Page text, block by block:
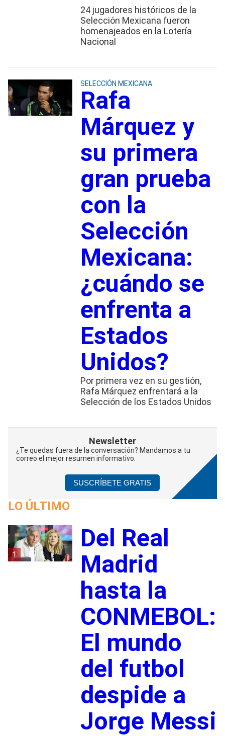
24 jugadores históricos de la
Selección Mexicana fueron
homenajeados en la Lotería
Nacional
SELECCIÓN MEXICANA
Rafa
Márquez y
su primera
gran prueba
con la
Selección
Mexicana:
¿cuándo se
enfrenta a
Estados
Unidos?
Por primera vez en su gestión,
Rafa Márquez enfrentará a la
Selección de los Estados Unidos
Newsletter
¿Te quedas fuera de la conversación? Mandamos a tu
correo el mejor resumen informativo.
SUSCRÍBETE GRATIS
LO ÚLTIMO
1
Del Real
Madrid
hasta la
CONMEBOL:
El mundo
del futbol
despide a
Jorge Messi